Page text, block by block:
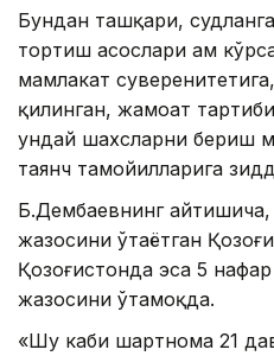
Бундан ташқари,
тортиш асослари ҳам
мамлакат
қилинган, жамоат
ундай шахсларни бериш
таянч тамойилларига
Б.Дембаевнинг айтишича,
жазосини ўтаётган
Қозоғистонда эса 5
жазосини ўтамоқда.
«Шу каби шартнома 21